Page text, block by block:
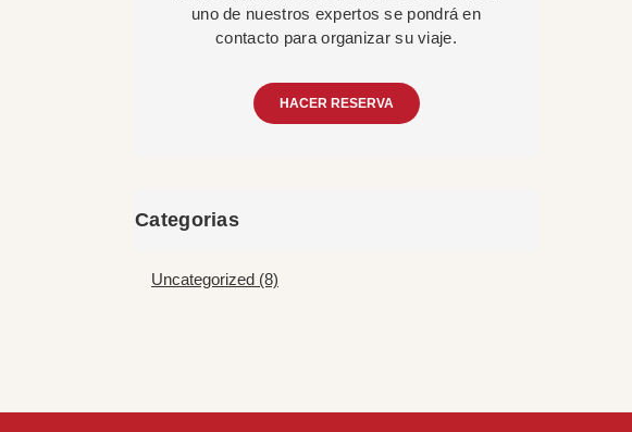
uno de nuestros expertos se pondrá en
contacto para organizar su viaje.
HACER RESERVA
Categorias
Uncategorized (8)